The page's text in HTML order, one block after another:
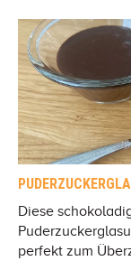
Diese
perfekt zum